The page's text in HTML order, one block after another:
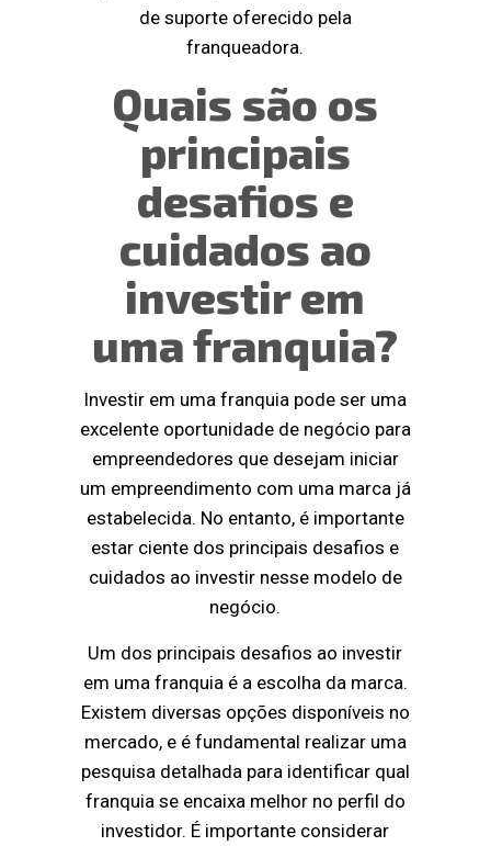
de suporte oferecido pela
franqueadora.
Quais são os
principais
desafios e
cuidados ao
investir em
uma franquia?
Investir em uma franquia pode ser uma
excelente oportunidade de negócio para
empreendedores que desejam iniciar
um empreendimento com uma marca já
estabelecida. No entanto, é importante
estar ciente dos principais desafios e
cuidados ao investir nesse modelo de
negócio.
Um dos principais desafios ao investir
em uma franquia é a escolha da marca.
Existem diversas opções disponíveis no
mercado, e é fundamental realizar uma
pesquisa detalhada para identificar qual
franquia se encaixa melhor no perfil do
investidor. É importante considerar